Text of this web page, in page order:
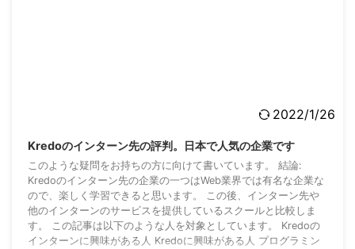
2022/1/26
Kredoのインターン先の評判。日本で人気の企業です
このような疑問をお持ちの方に向けて書いています。 結論:
Kredoのインターン先の企業の一つはWeb業界では有名な企業な
ので、楽しく学習できると思います。 この後、インターン先や
他のインターンのサービスを提供しているスクールと比較しま
す。 この記事は以下のような人を対象としています。 Kredoの
インターンに興味がある人 Kredoに興味がある人 プログラミン